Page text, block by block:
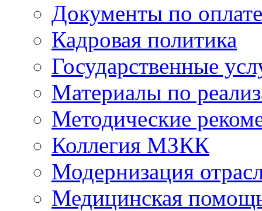
Документы по
Кадровая политика
Государственные
Материалы по
Методические
Коллегия МЗКК
Модернизация
Медицинская